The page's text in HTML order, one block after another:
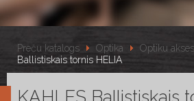
Preču katalogs Optika Optiku
Ballistiskais tornis HELIA
KAHLES Ballistiskais